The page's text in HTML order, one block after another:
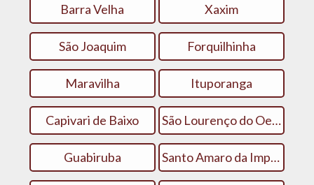
Barra Velha Xaxim
São Joaquim Forquilhinha
Maravilha Ituporanga
Capivari de Baixo São Lourenço do Oeste
Guabiruba Santo Amaro da Imperatriz